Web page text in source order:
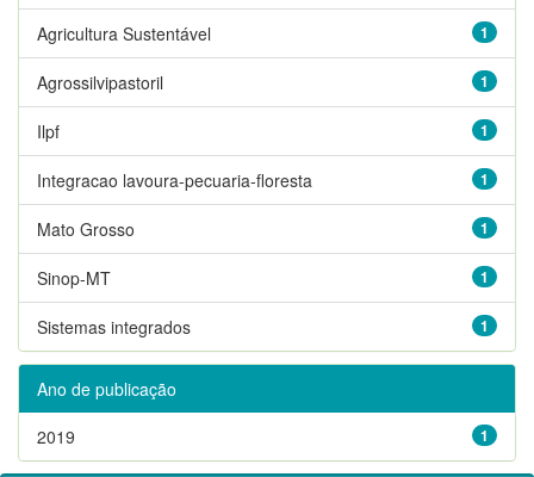
1
Agricultura Sustentável
1
Agrossilvipastoril
1
Ilpf
1
Integracao lavoura-pecuaria-floresta
1
Mato Grosso
1
Sinop-MT
1
Sistemas integrados
Ano de publicação
1
2019